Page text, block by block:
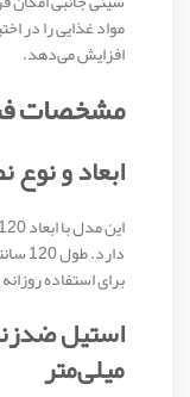
مواد غذایی را در
افزایش می‌دهد.
مشخصات
ابعاد و
برای استفاده
میلی‌متر